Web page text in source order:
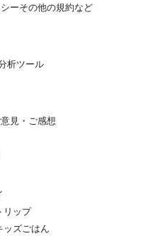
ーその他の規約など
析ツール
見・ご感想
リップ
ッズごはん